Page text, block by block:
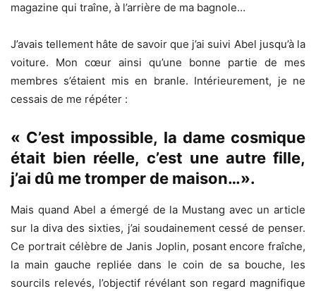
magazine qui traîne, à l’arrière de ma bagnole…
J’avais tellement hâte de savoir que j’ai suivi Abel jusqu’à la
voiture. Mon cœur ainsi qu’une bonne partie de mes
membres s’étaient mis en branle. Intérieurement, je ne
cessais de me répéter :
« C’est impossible, la dame cosmique
était bien réelle, c’est une autre fille,
j’ai dû me tromper de maison…».
Mais quand Abel a émergé de la Mustang avec un article
sur la diva des sixties, j’ai soudainement cessé de penser.
Ce portrait célèbre de Janis Joplin, posant encore fraîche,
la main gauche repliée dans le coin de sa bouche, les
sourcils relevés, l’objectif révélant son regard magnifique